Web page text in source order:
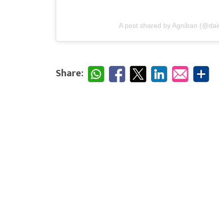
A post shared by Agniban
Share: